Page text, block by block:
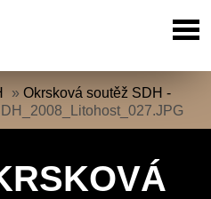
»Okrsková soutěž SDH -